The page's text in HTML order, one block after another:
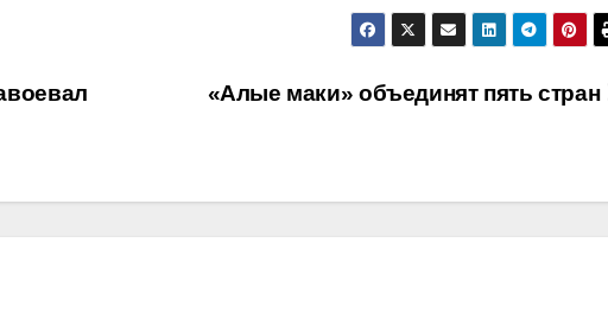
«Алые маки» объединят пять стран